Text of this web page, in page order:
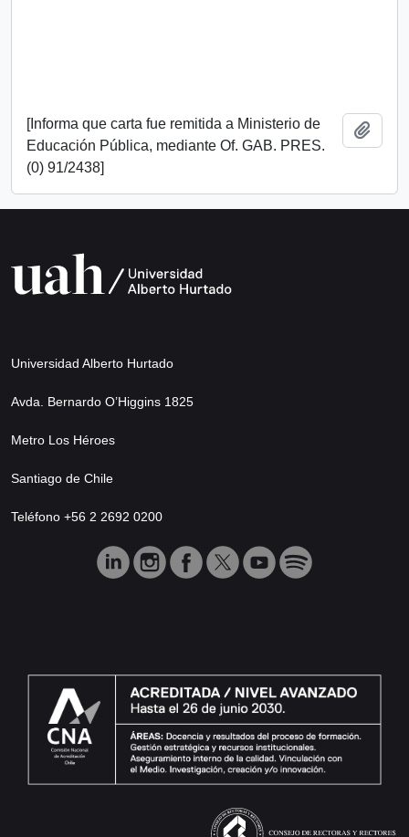
[Informa que carta fue remitida a Ministerio de
Educación Pública, mediante Of. GAB. PRES.
(0) 91/2438]
Universidad Alberto Hurtado
Avda. Bernardo O’Higgins 1825
Metro Los Héroes
Santiago de Chile
Teléfono +56 2 2692 0200